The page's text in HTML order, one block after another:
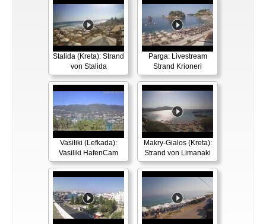
Stalida (Kreta): Strand
von Stalida
Parga: Livestream
Strand Krioneri
Vasiliki (Lefkada):
Vasiliki HafenCam
Makry-Gialos (Kreta):
Strand von Limanaki